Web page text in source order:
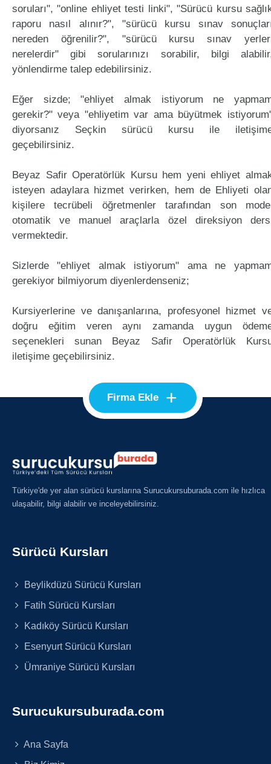
soruları", "online ehliyet testi linki", "Sürücü kursu
raporu nasıl alınır?", "sürücü kursu sınav
nereden öğrenilir?", "sürücü kursu sınav
nerelerdir" gibi sorularınızı sorabilir, bilgi
yönlendirme talep edebilirsiniz.
Eğer sizde; "ehliyet almak istiyorum ne
gerekir?" veya "ehliyetim var ama büyütmek
diyorsanız Seçkin sürücü kursu ile
geçebilirsiniz.
Beyaz Safir Operatörlük Kursu hem yeni ehliyet
isteyen adaylara hizmet verirken, hem de Ehliyeti
kişilere tecrübeli öğretmenler tarafından son
otomatik ve manuel araçlarla özel direksiyon
vermektedir.
Sizlerde "ehliyet almak istiyorum" ama ne
gerekiyor bilmiyorum diyenlerdenseniz;
Kursiyerlerine ve danışanlarına, profesyonel hizmet
doğru eğitim veren aynı zamanda uygun
seçenekleri sunan Beyaz Safir Operatörlük
iletişime geçebilirsiniz.
Firma Ekle +
Türkiye'de yer alan sürücü kurslarına Surucukursuburada.com ile hızlıca
ulaşabilir, bilgi alabilir ve inceleyebilirsiniz.
Sürücü Kursları
Beylikdüzü Sürücü Kursları
Fatih Sürücü Kursları
Kadıköy Sürücü Kursları
Esenyurt Sürücü Kursları
Ümraniye Sürücü Kursları
Surucukursuburada.com
Ana Sayfa